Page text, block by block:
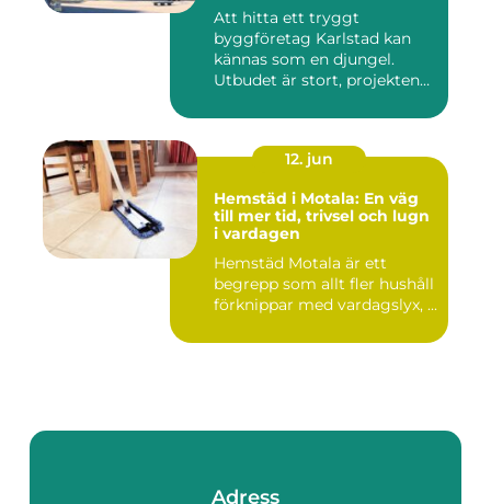
Att hitta ett tryggt
byggföretag Karlstad kan
kännas som en djungel.
Utbudet är stort, projekten
12. jun
Hemstäd i Motala: En väg
till mer tid, trivsel och lugn
i vardagen
Hemstäd Motala är ett
begrepp som allt fler hushåll
förknippar med vardagslyx, ...
Adress